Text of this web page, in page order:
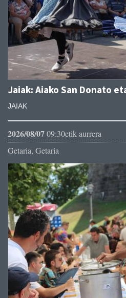
Jaiak: Aiako San Donato
JAIAK
2026/08/0709:30etik aurrera
Getaria, Getaria